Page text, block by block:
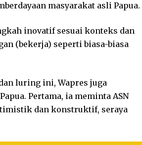
masyarakat asli Papua.
inovatif sesuai konteks dan
(bekerja) seperti biasa-biasa
luring ini, Wapres juga
Pertama, ia meminta ASN
dan konstruktif, seraya